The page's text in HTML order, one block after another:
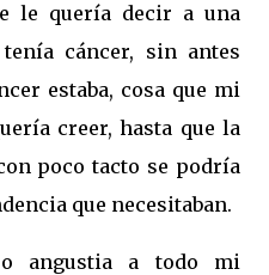
le quería decir a una
cáncer, sin antes
estaba, cosa que mi
creer, hasta que la
poco tacto se podría
que necesitaban.
angustia a todo mi